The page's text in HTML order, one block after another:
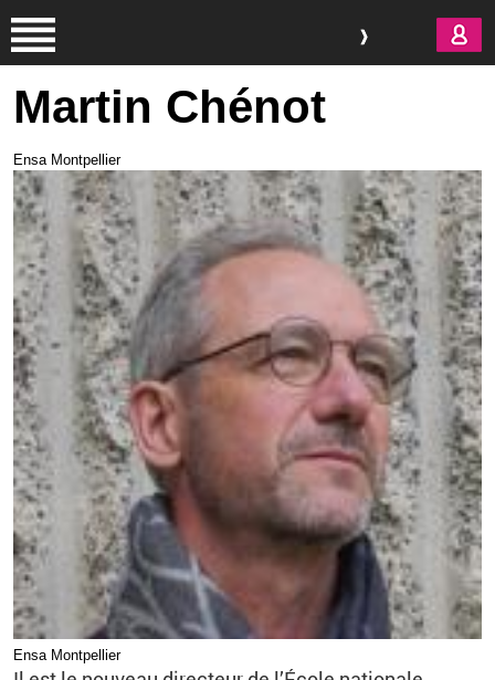
Martin Chénot
Ensa Montpellier
Ensa Montpellier